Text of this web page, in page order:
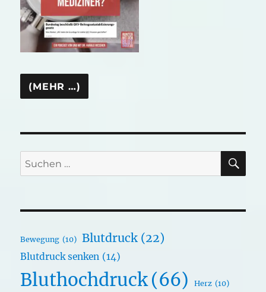
Suchen
nach:
Bewegung (10) Blutdruck (22)
Blutdruck senken (14)
Bluthochdruck(66) Herz (10)